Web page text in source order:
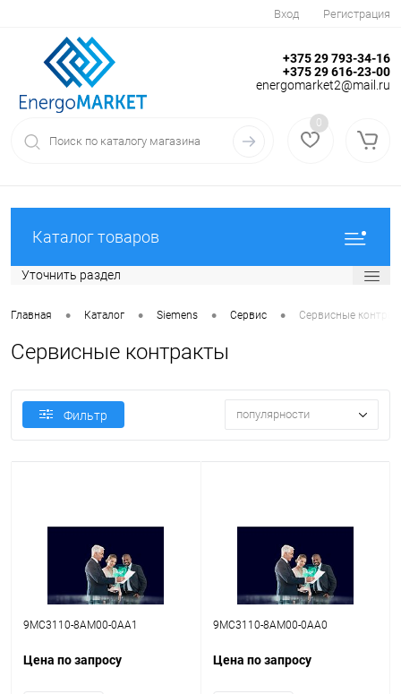
Вход Регистрация
+375 29 793-34-16
+375 29 616-23-00
energomarket2@mail.ru
0
Каталог товаров
Уточнить раздел
Главная • Каталог • Siemens • Сервис • Сервисные
Сервисные контракты
Фильтр популярности
9MC3110-8AM00-0AA1
Цена по запросу
9MC3110-8AM00-0AA0
Цена по запросу